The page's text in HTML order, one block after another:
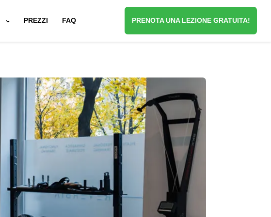
PREZZI FAQ PRENOTA UNA LEZIONE GRATUITA!